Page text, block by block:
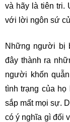
và hãy là tiên
với lời ngôn sứ
Những người bị
đây thành ra
người khốn
tình trạng của họ
sắp mất mọi sự.
có ý nghĩa gì đối